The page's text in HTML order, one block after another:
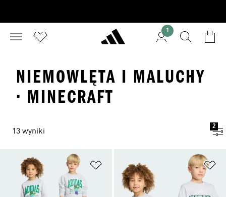
1
NIEMOWLĘTA I MALUCHY
· MINECRAFT
13 wyniki
2
Dodaj do listy życzeń